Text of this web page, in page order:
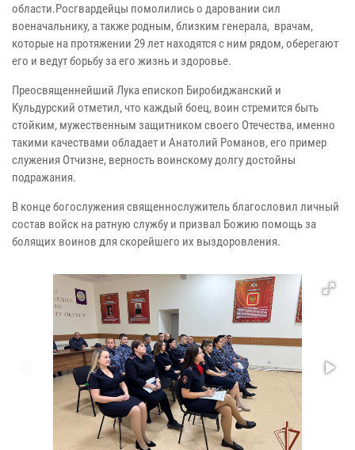
области.Росгвардейцы помолились о даровании сил
военачальнику, а также родным, близким генерала, врачам,
которые на протяжении 29 лет находятся с ним рядом, оберегают
его и ведут борьбу за его жизнь и здоровье.
Преосвященнейший Лука епископ Биробиджанский и
Кульдурский отметил, что каждый боец, воин стремится быть
стойким, мужественным защитником своего Отечества, именно
такими качествами обладает и Анатолий Романов, его пример
служения Отчизне, верность воинскому долгу достойны
подражания.
В конце богослужения священнослужитель благословил личный
состав войск на ратную службу и призвал Божию помощь за
болящих воинов для скорейшего их выздоровления.